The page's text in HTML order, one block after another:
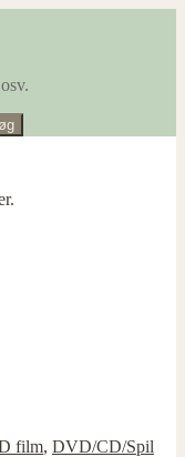
film, DVD/CD/Spil